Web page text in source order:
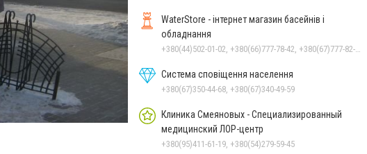
WaterStore - інтернет магазин басейнів і
обладнання
Система сповіщення населення
+380(67)350-44-68, +380(67)340-49-59
Клиника Смеяновых - Специализированный
медицинский ЛОР-центр
+380(95)411-61-19, +380(54)279-59-45